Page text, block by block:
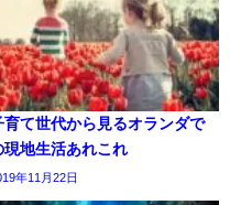
育て世代から見るオランダで
現地生活あれこれ
年11月22日